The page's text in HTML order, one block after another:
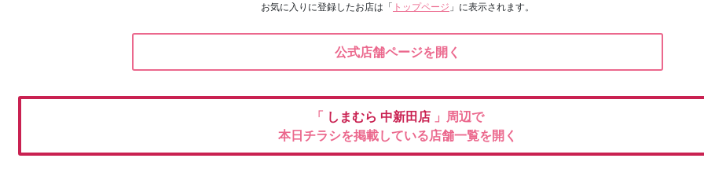
お気に入りに登録したお店は 「 トップページ 」に表示されます。
公式店舗ページを開く
「 しまむら 中新田店 」周辺で
本日チラシを掲載している店舗一覧を開く